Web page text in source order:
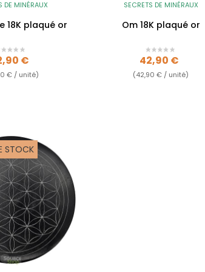
DE MINÉRAUX
18K plaqué or
€
€ / unité)
SECRETS DE MINÉRAUX
Om 18K plaqué or
Prix
42,90 €
(42,90 € / unité)
STOCK